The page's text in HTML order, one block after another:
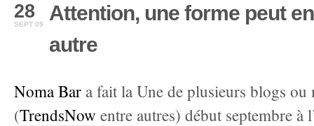
28
SEPT 09
Attention, une forme peut
autre
Noma Bar a fait la Une de plusieurs blogs ou
(TrendsNow entre autres) début septembre à